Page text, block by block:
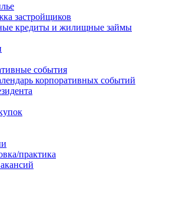
застройщиков
кредиты и жилищные займы
события
корпоративных событий
практика